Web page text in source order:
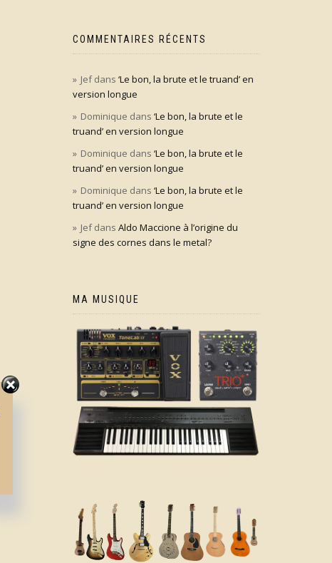
COMMENTAIRES RÉCENTS
Jefdans ‘Le bon, la brute et le truand’ en
version longue
Dominique dans ‘Le bon, la brute et le
truand’ en version longue
Dominique dans ‘Le bon, la brute et le
truand’ en version longue
Dominique dans ‘Le bon, la brute et le
truand’ en version longue
Jefdans Aldo Maccione à l’origine du
signe des cornes dans le metal?
MA MUSIQUE